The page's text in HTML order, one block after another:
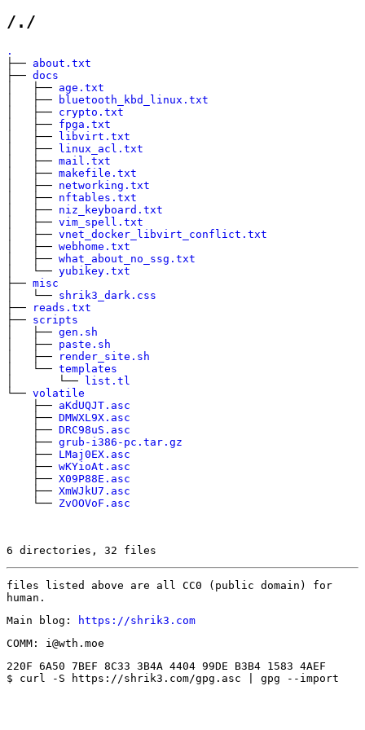
/./
.
├── about.txt
├── docs
│ ├── age.txt
│ ├──
bluetooth_kbd_linux.txt
│ ├── crypto.txt
│ ├── fpga.txt
│ ├──
libvirt.txt
│ ├──
linux_acl.txt
│ ├── mail.txt
│ ├── makefile.txt
│ ├── networking.txt
│ ├── nftables.txt
│ ├── niz_keyboard.txt
│ ├── vim_spell.txt
│ ├── vnet_docker_libvirt_conflict.txt
│ ├── webhome.txt
│ ├── what_about_no_ssg.txt
│ └── yubikey.txt
├── misc
│ └── shrik3_dark.css
├──
reads.txt
├── scripts
│ ├── gen.sh
│ ├── paste.sh
│ ├──
render_site.sh
│ └── templates
│ └──
list.tl
└── volatile
├── aKdUQJT.asc
├── DMWXL9X.asc
├── DRC98uS.asc
├── grub-i386-pc.tar.gz
├── LMaj0EX.asc
├── wKYioAt.asc
├── X09P88E.asc
├── XmWJkU7.asc
└── ZvOOVoF.asc
6 directories, 32 files
files listed above are all CC0 (public domain) for
human.
Main blog:
https://shrik3.com
COMM: i@wth.moe
220F 6A50 7BEF 8C33 3B4A 4404 99DE B3B4 1583 4AEF